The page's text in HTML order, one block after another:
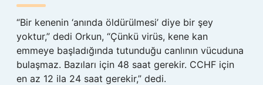
“Bir kenenin ‘anında öldürülmesi’ diye bir şey
yoktur,” dedi Orkun, “Çünkü virüs, kene kan
emmeye başladığında tutunduğu canlının vücuduna
bulaşmaz. Bazıları için 48 saat gerekir. CCHF için
en az 12 ila 24 saat gerekir,” dedi.